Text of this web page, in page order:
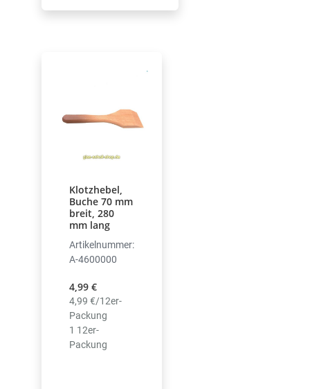
Klotzhebel,
Buche 70 mm
breit, 280
mm lang
Artikelnummer:
A-4600000
4,99 €
4,99 €/12er-
Packung
1 12er-
Packung